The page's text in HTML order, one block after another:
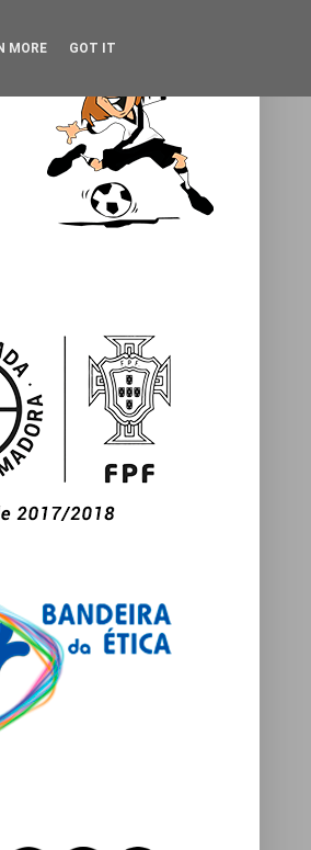
MORE GOT IT